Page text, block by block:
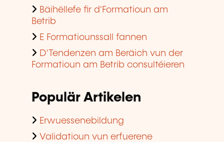
Bäihëllefe fir d'Formatioun am
Betrib
E Formatiounssall fannen
D'Tendenzen am Beräich vun der
Formatioun am Betrib consultéieren
Populär Artikelen
Erwuessenebildung
Validatioun vun erfuerene